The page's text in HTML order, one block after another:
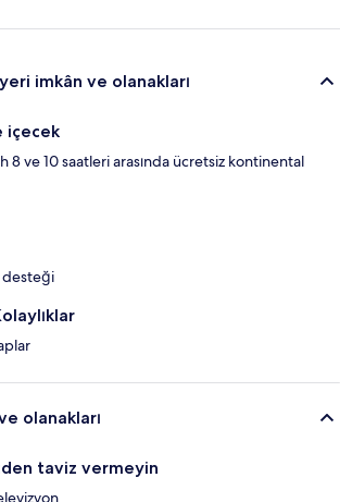
imkân ve olanakları
içecek
8 ve 10 saatleri arasında ücretsiz kontinental
olanakları
taviz vermeyin